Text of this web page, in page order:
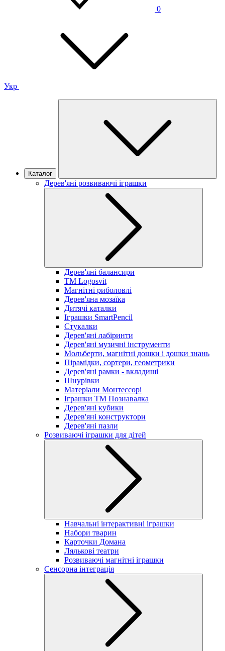
0
Укр
Каталог
Дерев'яні розвиваючі іграшки
Дерев'яні балансири
TM Logosvit
Магнітні риболовлі
Дерев'яна мозаїка
Дитячі каталки
Іграшки SmartPencil
Стукалки
Дерев'яні лабіринти
Дерев'яні музичні інструменти
Мольберти, магнітні дошки і дошки знань
Пірамідки, сортери, геометрики
Дерев'яні рамки - вкладиші
Шнурівки
Матеріали Монтессорі
Іграшки ТМ Познавалка
Дерев'яні кубики
Дерев'яні конструктори
Дерев'яні пазли
Розвиваючі іграшки для дітей
Навчальні інтерактивні іграшки
Набори тварин
Карточки Домана
Лялькові театри
Розвиваючі магнітні іграшки
Сенсорна інтеграція